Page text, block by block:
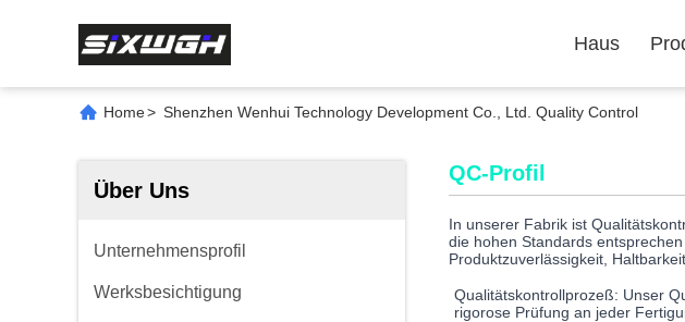
Haus
Home> Shenzhen Wenhui Technology Development Co., Ltd. Quality Control
Über Uns
Unternehmensprofil
Werksbesichtigung
QC-Profil
In unserer Fabrik ist
die hohen Standards
Produktzuverlässigkeit,
Qualitätskontrollprozeß: Unser
rigorose Prüfung an jeder